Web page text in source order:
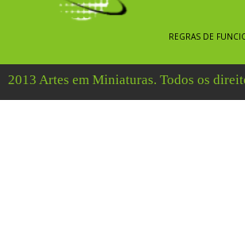
REGRAS DE
2013 Artes em Miniaturas. Todos os